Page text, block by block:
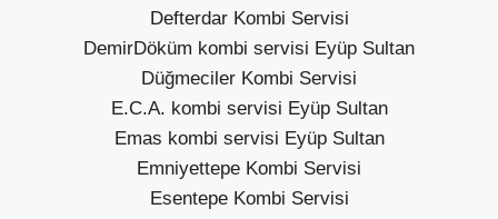
Defterdar Kombi Servisi
DemirDöküm kombi servisi Eyüp Sultan
Düğmeciler Kombi Servisi
E.C.A. kombi servisi Eyüp Sultan
Emas kombi servisi Eyüp Sultan
Emniyettepe Kombi Servisi
Esentepe Kombi Servisi